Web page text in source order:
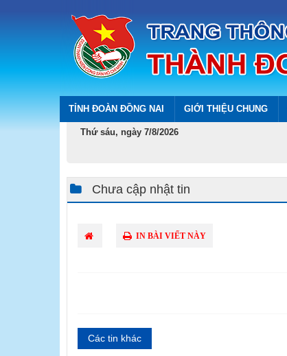
TỈNH ĐOÀN ĐỒNG NAI GIỚI THIỆU CHUNG
Thứ sáu, ngày 7/8/2026
Chưa cập nhật tin
IN BÀI VIẾT NÀY
Các tin khác